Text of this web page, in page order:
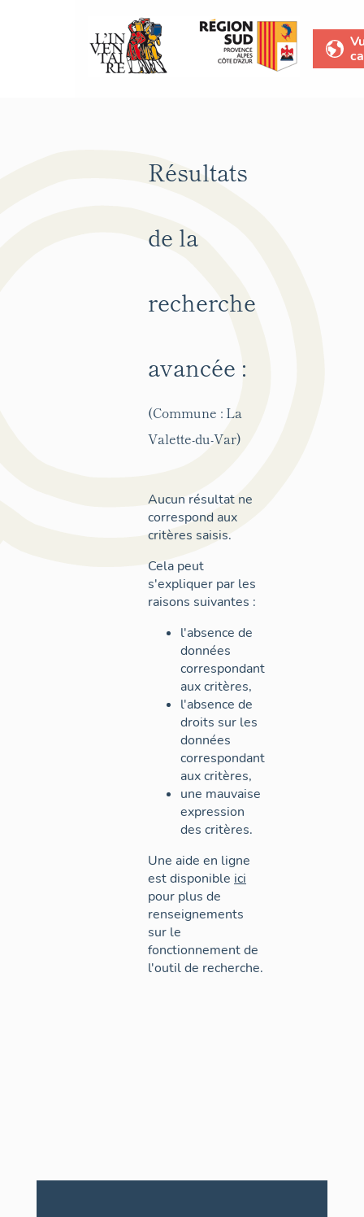
Résultats
de la
recherche
avancée :
(Commune : La
Valette-du-Var)
Aucun résultat ne
correspond aux
critères saisis.
Cela peut
s'expliquer par les
raisons suivantes :
l'absence de
données
correspondant
aux critères,
l'absence de
droits sur les
données
correspondant
aux critères,
une mauvaise
expression
des critères.
Une aide en ligne
est disponible ici
pour plus de
renseignements
sur le
fonctionnement de
l'outil de recherche.